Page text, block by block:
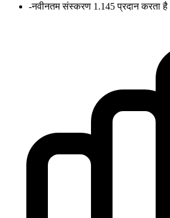
-नवीनतम संस्करण 1.145 प्रदान करता है